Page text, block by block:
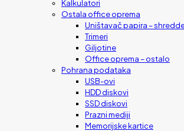
Kalkulatori
Ostala office oprema
Uništavač papira –
Trimeri
Giljotine
Office oprema – ostalo
Pohrana podataka
USB-ovi
HDD diskovi
SSD diskovi
Prazni mediji
Memorijske kartice